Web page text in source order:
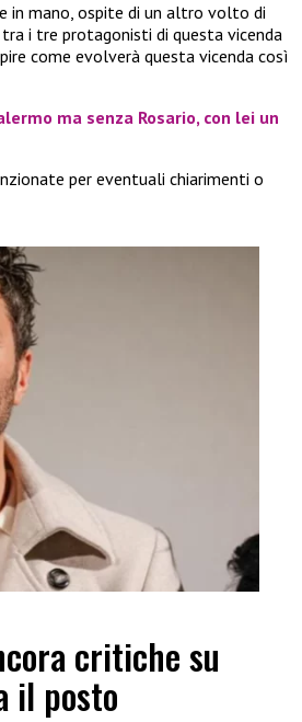
in mano, ospite di un altro volto di
i tre protagonisti di questa vicenda
come evolverà questa vicenda così
ma senza Rosario, con lei un
per eventuali chiarimenti o
critiche su
il posto